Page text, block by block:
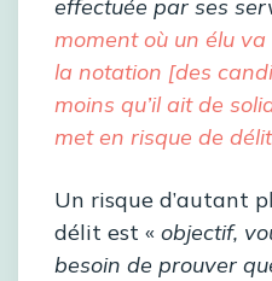
effectuée par ses
moment où un élu
la notation [des
moins qu’il ait de
met en risque de
Un risque d’autant
délit est « objectif,
besoin de prouver